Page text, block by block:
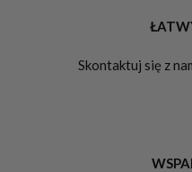
Skontaktuj się z